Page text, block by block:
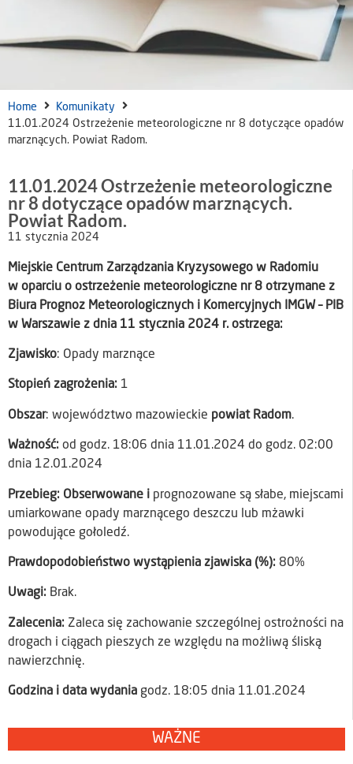
Home
Komunikaty
11.01.2024 Ostrzeżenie meteorologiczne nr 8 dotyczące opadów
marznących. Powiat Radom.
11.01.2024 Ostrzeżenie meteorologiczne
nr 8 dotyczące opadów marznących.
Powiat Radom.
11 stycznia 2024
Miejskie Centrum Zarządzania Kryzysowego w Radomiu
w oparciu o ostrzeżenie meteorologiczne nr 8 otrzymane z
Biura Prognoz Meteorologicznych i Komercyjnych IMGW – PIB
w Warszawie z dnia 11 stycznia 2024 r. ostrzega:
Zjawisko: Opady marznące
Stopień zagrożenia: 1
Obszar: województwo mazowieckie powiat Radom.
Ważność: od godz. 18:06 dnia 11.01.2024 do godz. 02:00
dnia 12.01.2024
Przebieg: Obserwowane i prognozowane są słabe, miejscami
umiarkowane opady marznącego deszczu lub mżawki
powodujące gołoledź.
Prawdopodobieństwo wystąpienia zjawiska (%): 80%
Uwagi: Brak.
Zalecenia: Zaleca się zachowanie szczególnej ostrożności na
drogach i ciągach pieszych ze względu na możliwą śliską
nawierzchnię.
Godzina i data wydania godz. 18:05 dnia 11.01.2024
WAŻNE